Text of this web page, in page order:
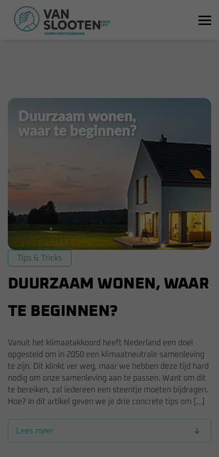
Tips & Tricks
DUURZAAM WONEN, WAAR
TE BEGINNEN?
Vanuit het klimaatakkoord heeft Nederland een doel
opgesteld om in 2050 een klimaatneutrale samenleving
te zijn. Dit klinkt ver weg, maar we hebben deze tijd hard
nodig om onze samenleving aan te passen. Want om dit
te bereiken, zal iedereen een steentje moeten bijdragen.
Hoe? In dit artikel geven we je drie concrete tips om […]
Lees meer